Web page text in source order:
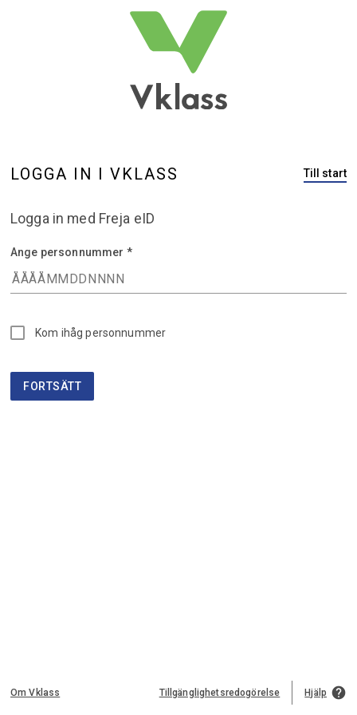
LOGGA IN I VKLASS Till start
Logga in med Freja eID
Ange personnummer *Ange
Kom ihåg personnummer
FORTSÄTT
Om Vklass Tillgänglighetsredogörelse Hjälp help